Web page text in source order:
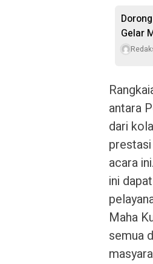
Gelar
antara
dari
acara
ini
Maha
semua